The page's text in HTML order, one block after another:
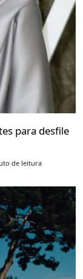
para desfile
de leitura